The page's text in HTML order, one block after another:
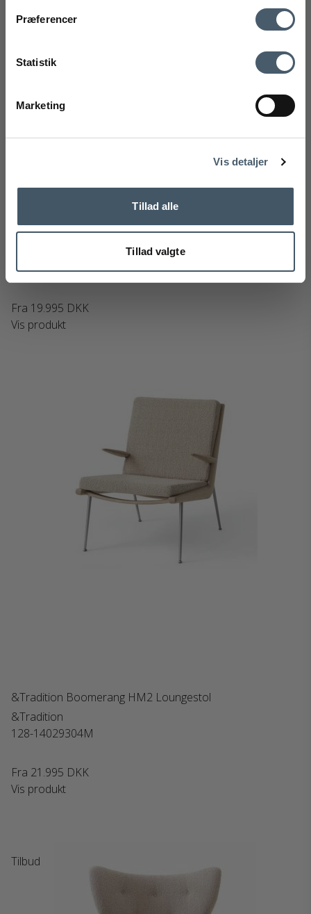
Præferencer
Statistik
Marketing
Vis detaljer
Tillad alle
Tillad valgte
&Tradition Boomerang HM1 Loungestol
128-14019404M
Fra 19.995 DKK
Vis produkt
&Tradition Boomerang HM2 Loungestol
&Tradition
128-14029304M
Fra 21.995 DKK
Vis produkt
Tilbud
markedsføring med gode tilbud og inspiration. Du kan altid trække dit
samtykke tilbage. Med dit samtykke accepterer du desuden vores